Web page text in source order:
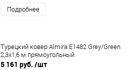
Подробнее
Турецкий ковер Almira E1482 Grey/Green
2,3x1,6 м прямоугольный
5 161 руб. /шт